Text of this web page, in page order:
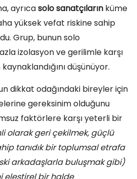
ayrıcasolo sanatçıların küme
yüksek vefat riskine sahip
Grup, bunun solo
izolasyon ve gerilimle karşı
düşünüyor.
dikkat odağındaki bireyler için
gereksinim olduğunu
faktörlere karşı yeterli bir
olarak geri çekilmek, güçlü
tanıdık bir toplumsal etrafa
arkadaşlarla buluşmak gibi)
eleştirel bir halde